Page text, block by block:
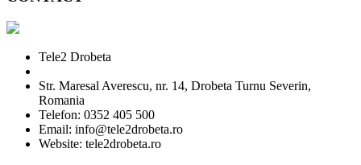
Tele2 Drobeta
Str. Maresal Averescu, nr. 14, Drobeta Turnu Severin,
Romania
Telefon: 0352 405 500
Email: info@tele2drobeta.ro
Website: tele2drobeta.ro